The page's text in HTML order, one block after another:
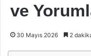
ve
30 Mayıs 2026 2